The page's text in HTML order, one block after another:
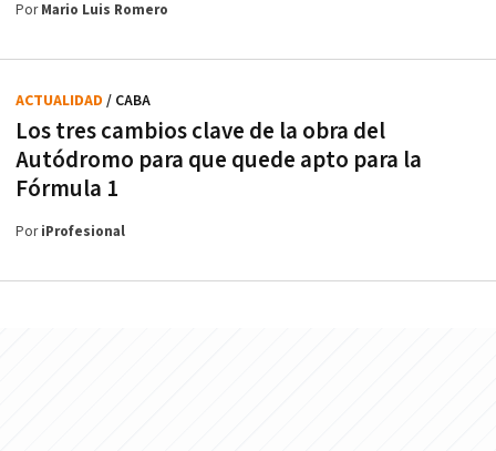
PorMario Luis Romero
Los tres cambios clave de la obra del
Autódromo para que quede apto para la
Fórmula 1
ACTUALIDAD / CABA
PoriProfesional